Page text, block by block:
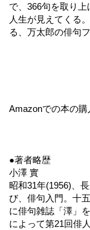
で、366句を取り
人生が見えてくる
る、万太郎の俳句
Amazonでの本の
●著者略歴
小澤 實
昭和31年(1956)、
び、俳句入門。十
に俳句雑誌「澤」
によって第21回俳